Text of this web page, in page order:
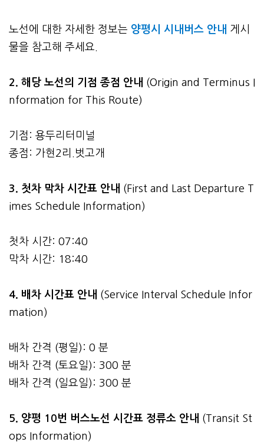
노선에 대한 자세한 정보는 양평시 시내버스 안내 게시
물을 참고해 주세요.
2. 해당 노선의 기점 종점 안내 (Origin and Terminus I
nformation for This Route)
기점: 용두리터미널
종점: 가현2리.벗고개
3. 첫차 막차 시간표 안내 (First and Last Departure T
imes Schedule Information)
첫차 시간: 07:40
막차 시간: 18:40
4. 배차 시간표 안내 (Service Interval Schedule Infor
mation)
배차 간격 (평일): 0 분
배차 간격 (토요일): 300 분
배차 간격 (일요일): 300 분
5. 양평 10번 버스노선 시간표 정류소 안내 (Transit St
ops Information)